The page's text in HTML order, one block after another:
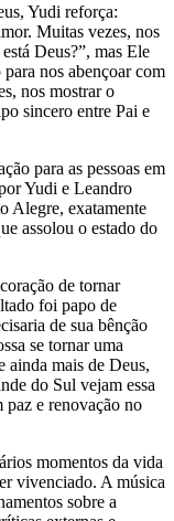
Yudi reforça:
Muitas vezes, nos
está Deus?”, mas Ele
para nos abençoarcom
nos mostrar o
sincero entre Pai e
para as pessoas em
Yudi e Leandro
Alegre, exatamente
assolou o estado do
de tornar
foi papo de
de sua bênção
se tornar uma
ainda mais de Deus,
do Sul vejam essa
paz e renovação no
momentos da vida
vivenciado. A música
sobre a